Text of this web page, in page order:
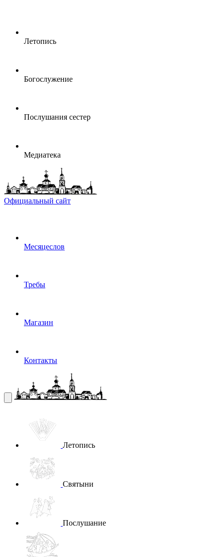
Летопись
Богослужение
Послушания сестер
Медиатека
Официальный сайт
Месяцеслов
Требы
Магазин
Контакты
Летопись
Святыни
Послушание